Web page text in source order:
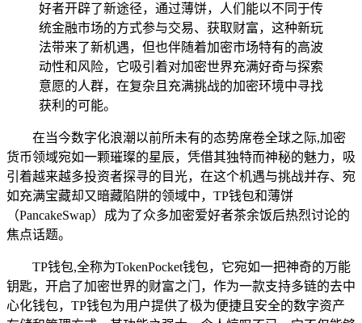
好者开辟了新途径，通过薄饼，人们能以不同于传
统金融市场的方式参与交易、获取财富，这种新玩
法带来了新机遇，但也伴随着加密市场特有的高波
动性和风险，它吸引着对加密世界充满好奇与探索
意愿的人群，在复杂且充满挑战的加密环境中寻找
获利的可能。
在当今数字化浪潮以前所未有的态势席卷全球之际,加密
货币领域宛如一颗璀璨的星辰，凭借其独特而神秘的魅力，吸
引着越来越多投资者探寻的目光，在这个机遇与挑战并存、宛
如充满宝藏却又暗藏陷阱的领域中，TP钱包和薄饼
（PancakeSwap）成为了众多加密爱好者茶余饭后热烈讨论的
焦点话题。
TP钱包,全称为TokenPocket钱包，它宛如一把神奇的万能
钥匙，开启了加密世界的财富之门，作为一款支持多链的去中
心化钱包，TP钱包为用户提供了极为便捷且安全的数字资产